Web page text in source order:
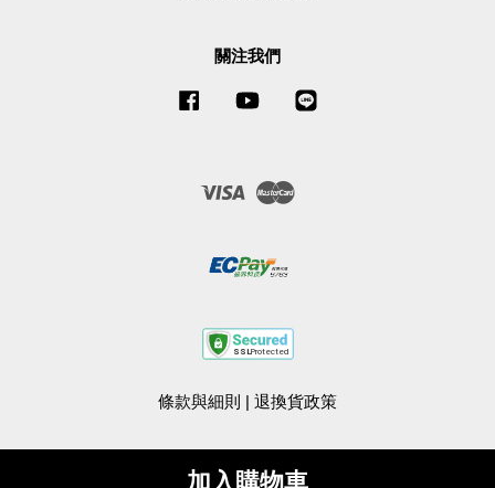
加入購物車
關注我們
Facebook YouTube
Visa
條款與細則 | 退換貨政策